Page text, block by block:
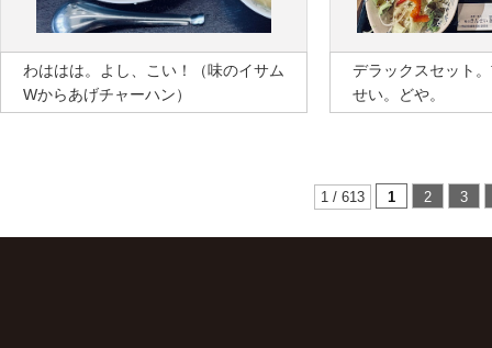
わははは。よし、こい！（味のイサム
Wからあげチャーハン）
デラックスセット
せい。どや。
1 / 613 1 2 3